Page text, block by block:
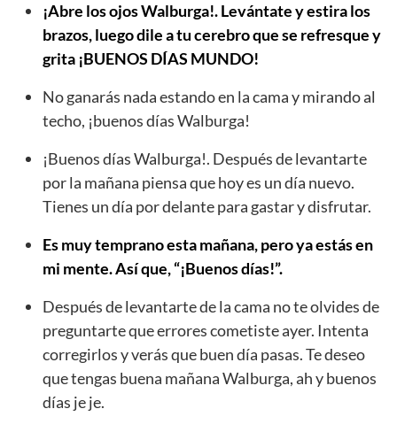
¡Abre los ojos Walburga!. Levántate y estira los
brazos, luego dile a tu cerebro que se refresque y
grita ¡BUENOS DÍAS MUNDO!
No ganarás nada estando en la cama y mirando al
techo, ¡buenos días Walburga!
¡Buenos días Walburga!. Después de levantarte
por la mañana piensa que hoy es un día nuevo.
Tienes un día por delante para gastar y disfrutar.
Es muy temprano esta mañana, pero ya estás en
mi mente. Así que, “¡Buenos días!”.
Después de levantarte de la cama no te olvides de
preguntarte que errores cometiste ayer. Intenta
corregirlos y verás que buen día pasas. Te deseo
que tengas buena mañana Walburga, ah y buenos
días je je.